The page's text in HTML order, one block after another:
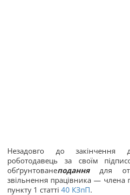
Незадовго до закінчення
роботодавець за своїм
обґрунтованеподаннядля
звільнення працівника — члена
пункту 1 статті 40 КЗпП.